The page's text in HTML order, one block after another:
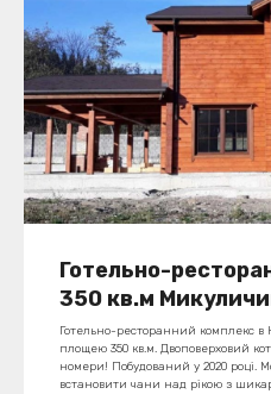
Готельно-
350 кв.м
Готельно-ресторанний комплекс
площею 350 кв.м. Двоповерховий
номери! Побудований у 2020 році.
встановити чани над рікою з